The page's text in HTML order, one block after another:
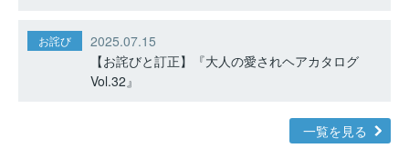
お詫び
2025.07.15
【お詫びと訂正】『大人の愛されヘアカタログ
Vol.32』
一覧を見る